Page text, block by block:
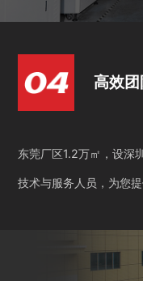
高效
东莞厂区1.2万㎡，设深
技术与服务人员，为您